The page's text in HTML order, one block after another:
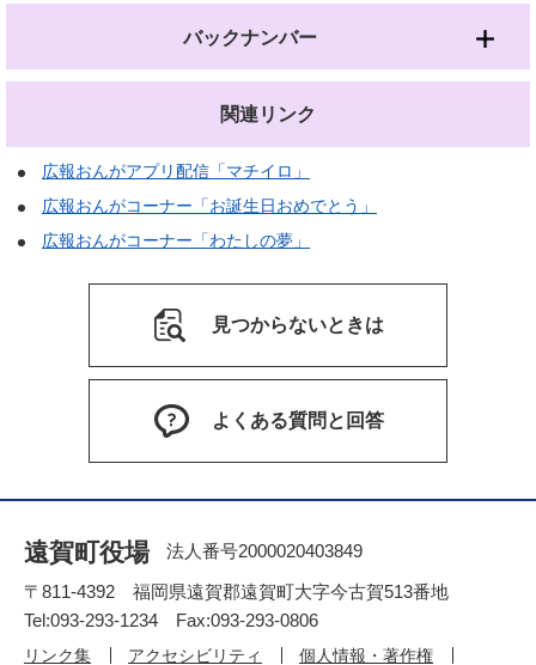
バックナンバー
関連リンク
広報おんがアプリ配信「マチイロ」
広報おんがコーナー「お誕生日おめでとう」
広報おんがコーナー「わたしの夢」
見つからないときは
よくある質問と回答
遠賀町役場
法人番号2000020403849
〒811-4392 福岡県遠賀郡遠賀町大字今古賀513番地
Tel:093-293-1234 Fax:093-293-0806
リンク集 アクセシビリティ 個人情報・著作権